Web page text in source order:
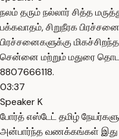
நலம் தரும் நல்லார் சித்த
பக்கவாதம், சிறுநீரக
பிரச்சனைகளுக்கு
சென்னை மற்றும் மதுரை
8807666118.
03:37
Speaker K
போர்த் எஸ்டேட் தமிழ்
அன்பார்ந்த வணக்கங்கள் இது